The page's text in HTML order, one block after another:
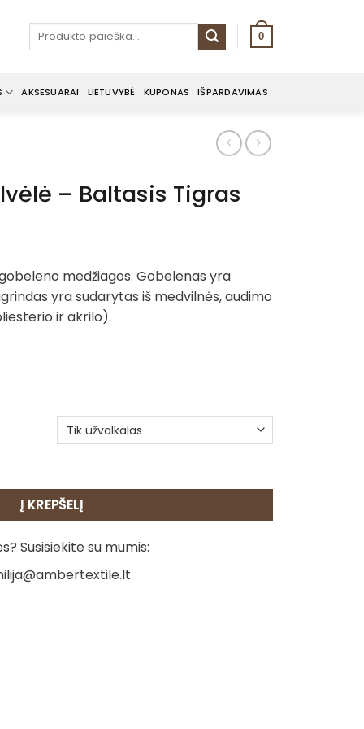
Ieškoti: 0
AKSESUARAI LIETUVYBĖ KUPONAS IŠPARDAVIMAS
– Baltasis Tigras
medžiagos. Gobelenas yra
yra sudarytas iš medvilnės, audimo
ir akrilo).
Į KREPŠELĮ
Susisiekite su mumis: